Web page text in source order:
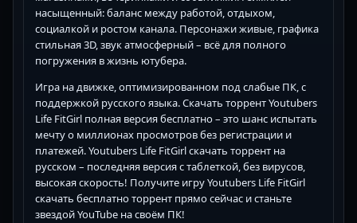
насыщенный: баланс между работой, отдыхом,
социалкой и ростом канала. Персонажи живые, графика
стильная 3D, звук атмосферный – всё для полного
погружения в жизнь ютубера.
Игра на движке, оптимизированном под слабые ПК, с
поддержкой русского языка. Скачать торрент Youtubers
Life FitGirl полная версия бесплатно – это шанс испытать
мечту о миллионах просмотров без регистрации и
платежей. Youtubers Life FitGirl скачать торрент на
русском – последняя версия с таблеткой, без вирусов,
высокая скорость! Получите игру Youtubers Life FitGirl
скачать бесплатно торрент прямо сейчас и станьте
звездой YouTube на своём ПК!